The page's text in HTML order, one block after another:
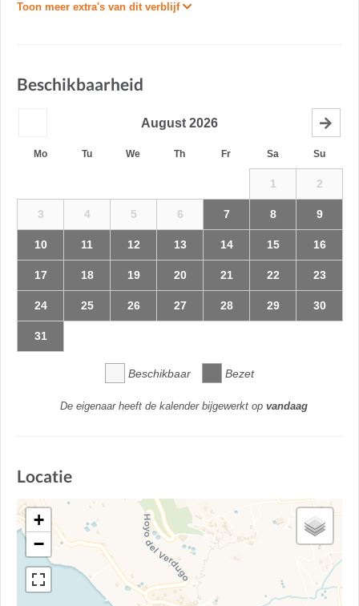
Toon meer extra's van dit verblijf
Beschikbaarheid
August 2026
Mo Tu We Th Fr Sa Su
1 2
3 4 5 6 7 8 9
10 11 12 13 14 15 16
17 18 19 20 21 22 23
24 25 26 27 28 29 30
31
Beschikbaar Bezet
De eigenaar heeft de kalender bijgewerkt op vandaag
Locatie
+
−